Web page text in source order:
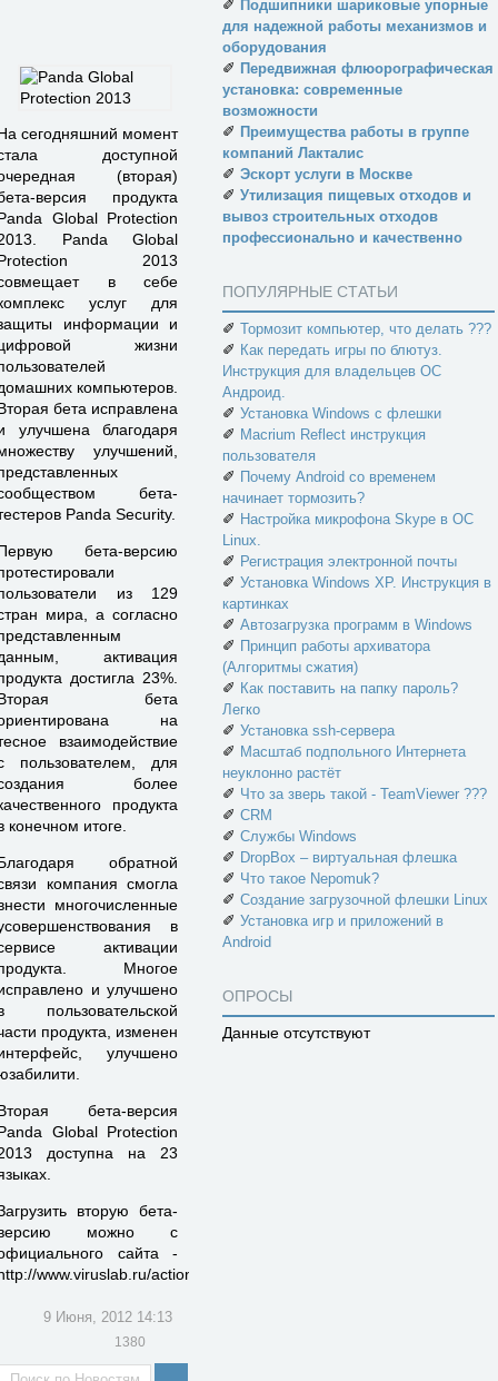
сегодняшний момент
доступной
(вторая)
версия продукта
Global Protection
Panda Global
2013
в себе
услуг для
информации и
жизни
компьютеров.
бета исправлена
улучшена благодаря
улучшений,
бета-
Panda Security.
бета-версию
из 129
мира, а согласно
активация
достигла 23%.
бета
на
взаимодействие
пользователем, для
более
продукта
конечном итоге.
обратной
компания смогла
многочисленные
в
активации
Многое
и улучшено
пользовательской
продукта, изменен
улучшено
бета-версия
Global Protection
доступна на 23
вторую бета-
можно с
сайта -
www.viruslab.ru/actions/2013/beta/
9 Июня, 2012 14:13
1380
✐ Подшипники шариковые упорные
для надежной работы механизмов и
оборудования
✐ Передвижная флюорографическая
установка: современные
возможности
✐ Преимущества работы в группе
компаний Лакталис
✐ Эскорт услуги в Москве
✐ Утилизация пищевых отходов и
вывоз строительных отходов
профессионально и качественно
ПОПУЛЯРНЫЕ СТАТЬИ
✐ Тормозит компьютер, что делать ???
✐ Как передать игры по блютуз.
Инструкция для владельцев ОС
Андроид.
✐ Установка Windows с флешки
✐ Macrium Reflect инструкция
пользователя
✐ Почему Android со временем
начинает тормозить?
✐ Настройка микрофона Skype в ОС
Linux.
✐ Регистрация электронной почты
✐ Установка Windows XP. Инструкция в
картинках
✐ Автозагрузка программ в Windows
✐ Принцип работы архиватора
(Алгоритмы сжатия)
✐ Как поставить на папку пароль?
Легко
✐ Установка ssh-сервера
✐ Масштаб подпольного Интернета
неуклонно растёт
✐ Что за зверь такой - TeamViewer ???
✐ CRM
✐ Службы Windows
✐ DropBox – виртуальная флешка
✐ Что такое Nepomuk?
✐ Создание загрузочной флешки Linux
✐ Установка игр и приложений в
Android
ОПРОСЫ
Данные отсутствуют